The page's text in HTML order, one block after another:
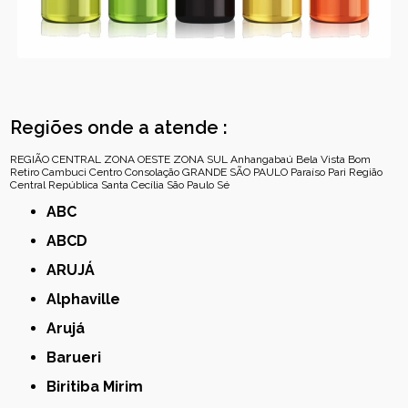
Regiões onde a atende :
REGIÃO CENTRAL ZONA OESTE ZONA SUL Anhangabaú Bela Vista Bom
Retiro Cambuci Centro Consolação GRANDE SÃO PAULO Paraíso Pari Região
Central República Santa Cecília São Paulo Sé
ABC
ABCD
ARUJÁ
Alphaville
Arujá
Barueri
Biritiba Mirim